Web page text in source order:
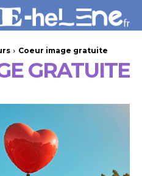
Coeur image gratuite
GRATUITE